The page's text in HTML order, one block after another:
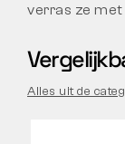
verras ze
Alles uit de